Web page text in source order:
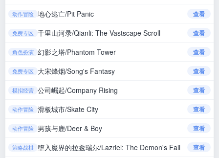
动作冒险 地心逃亡/Pit Panic 查看
免费专区 千里山河录/Qianli: The Vastscape Scroll 查看
角色扮演 幻影之塔/Phantom Tower 查看
免费专区 大宋烽烟/Song's Fantasy 查看
模拟经营 公司崛起/Company Rising 查看
动作冒险 滑板城市/Skate City 查看
动作冒险 男孩与鹿/Deer & Boy 查看
策略战棋 堕入魔界的拉兹瑞尔/Lazriel: The Demon's Fall 查看